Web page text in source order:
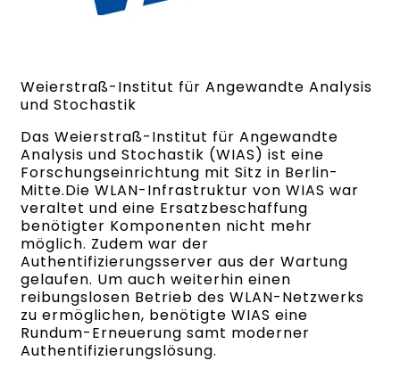
Weierstraß-Institut für Angewandte Analysis
und Stochastik
Das Weierstraß-Institut für Angewandte
Analysis und Stochastik (WIAS) ist eine
Forschungseinrichtung mit Sitz in Berlin-
Mitte.Die WLAN-Infrastruktur von WIAS war
veraltet und eine Ersatzbeschaffung
benötigter Komponenten nicht mehr
möglich. Zudem war der
Authentifizierungsserver aus der Wartung
gelaufen. Um auch weiterhin einen
reibungslosen Betrieb des WLAN-Netzwerks
zu ermöglichen, benötigte WIAS eine
Rundum-Erneuerung samt moderner
Authentifizierungslösung.